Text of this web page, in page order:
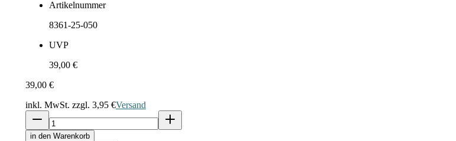
Artikelnummer
8361-25-050
UVP
39,00 €
39,00 €
inkl. MwSt. zzgl. 3,95 €Versand
in den Warenkorb